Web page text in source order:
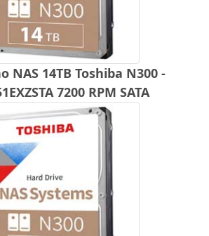
NAS 14TB Toshiba N300 -
7200 RPM SATA